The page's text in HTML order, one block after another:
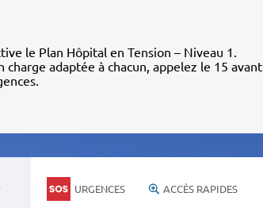
le Plan Hôpital en Tension – Niveau 1.
charge adaptée à chacun, appelez le 15 avant
URGENCES ACCÈS RAPIDES